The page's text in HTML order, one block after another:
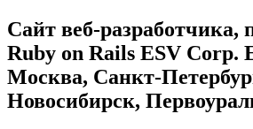
Cайт веб-разработчика,
Ruby on Rails ESV Corp.
Москва, Санкт-
Новосибирск,